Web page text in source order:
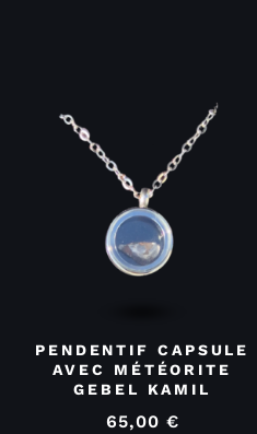
PENDENTIF CAPSULE
AVEC MÉTÉORITE
GEBEL KAMIL
65,00 €